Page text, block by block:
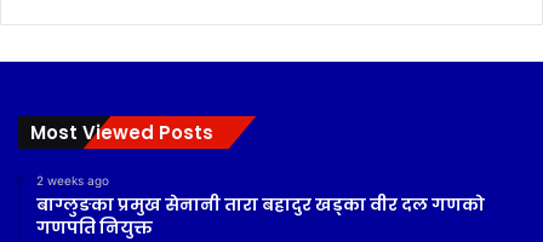
Most Viewed Posts
2 weeks ago
बाग्लुङका प्रमुख सेनानी तारा बहादुर खड्का वीर दल गणको
गणपति नियुक्त